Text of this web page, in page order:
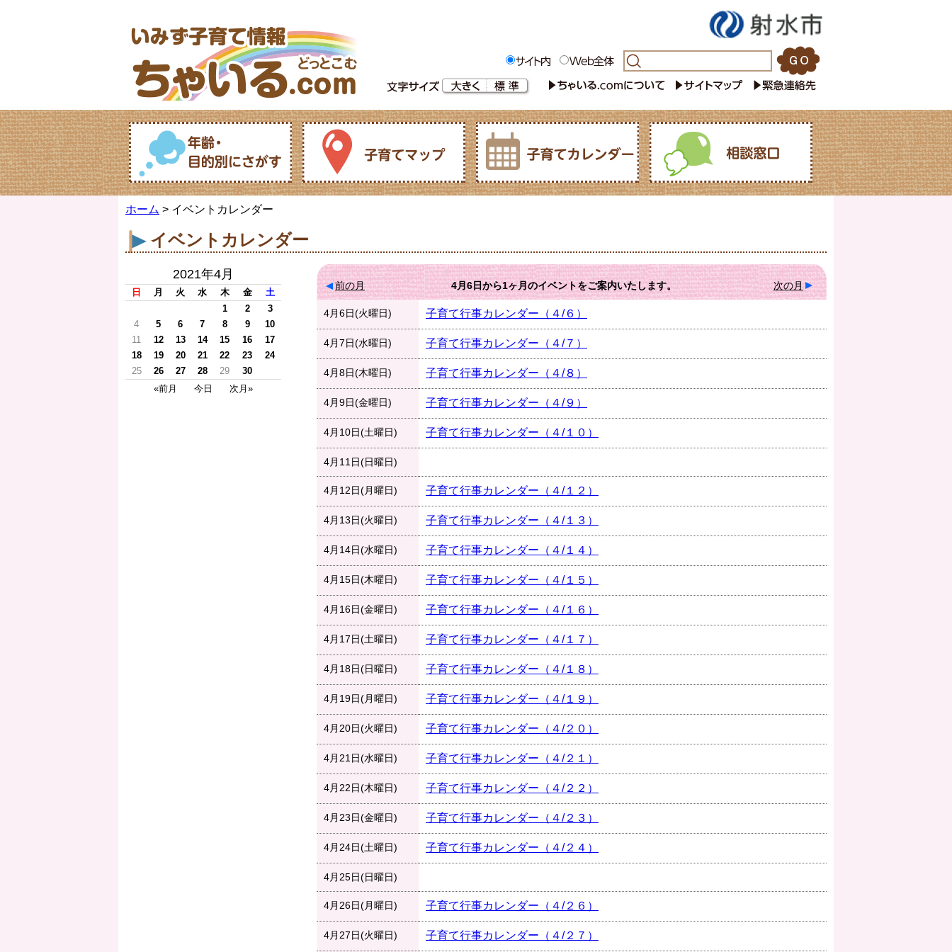
ホーム > イベントカレンダー
イベントカレンダー
2021年4月
日 月 火 水 木 金
土
1
2
3
4
5 6 7 8 9
10
11
12 13 14 15 16
17
18
19 20 21 22 23
24
25
26 27 28 29
30
«前月
今日 次月»
前の月 4月6日から1ヶ月のイベントをご案内いたします。 次の月
4月6日(火曜日) 子育て行事カレンダー（４/６）
4月7日(水曜日) 子育て行事カレンダー（４/７）
4月8日(木曜日) 子育て行事カレンダー（４/８）
4月9日(金曜日) 子育て行事カレンダー（４/９）
4月10日(土曜日) 子育て行事カレンダー（４/１０）
4月11日(日曜日)
4月12日(月曜日) 子育て行事カレンダー（４/１２）
4月13日(火曜日) 子育て行事カレンダー（４/１３）
4月14日(水曜日) 子育て行事カレンダー（４/１４）
4月15日(木曜日) 子育て行事カレンダー（４/１５）
4月16日(金曜日) 子育て行事カレンダー（４/１６）
4月17日(土曜日) 子育て行事カレンダー（４/１７）
4月18日(日曜日) 子育て行事カレンダー（４/１８）
4月19日(月曜日) 子育て行事カレンダー（４/１９）
4月20日(火曜日) 子育て行事カレンダー（４/２０）
4月21日(水曜日) 子育て行事カレンダー（４/２１）
4月22日(木曜日) 子育て行事カレンダー（４/２２）
4月23日(金曜日) 子育て行事カレンダー（４/２３）
4月24日(土曜日) 子育て行事カレンダー（４/２４）
4月25日(日曜日)
4月26日(月曜日) 子育て行事カレンダー（４/２６）
4月27日(火曜日) 子育て行事カレンダー（４/２７）